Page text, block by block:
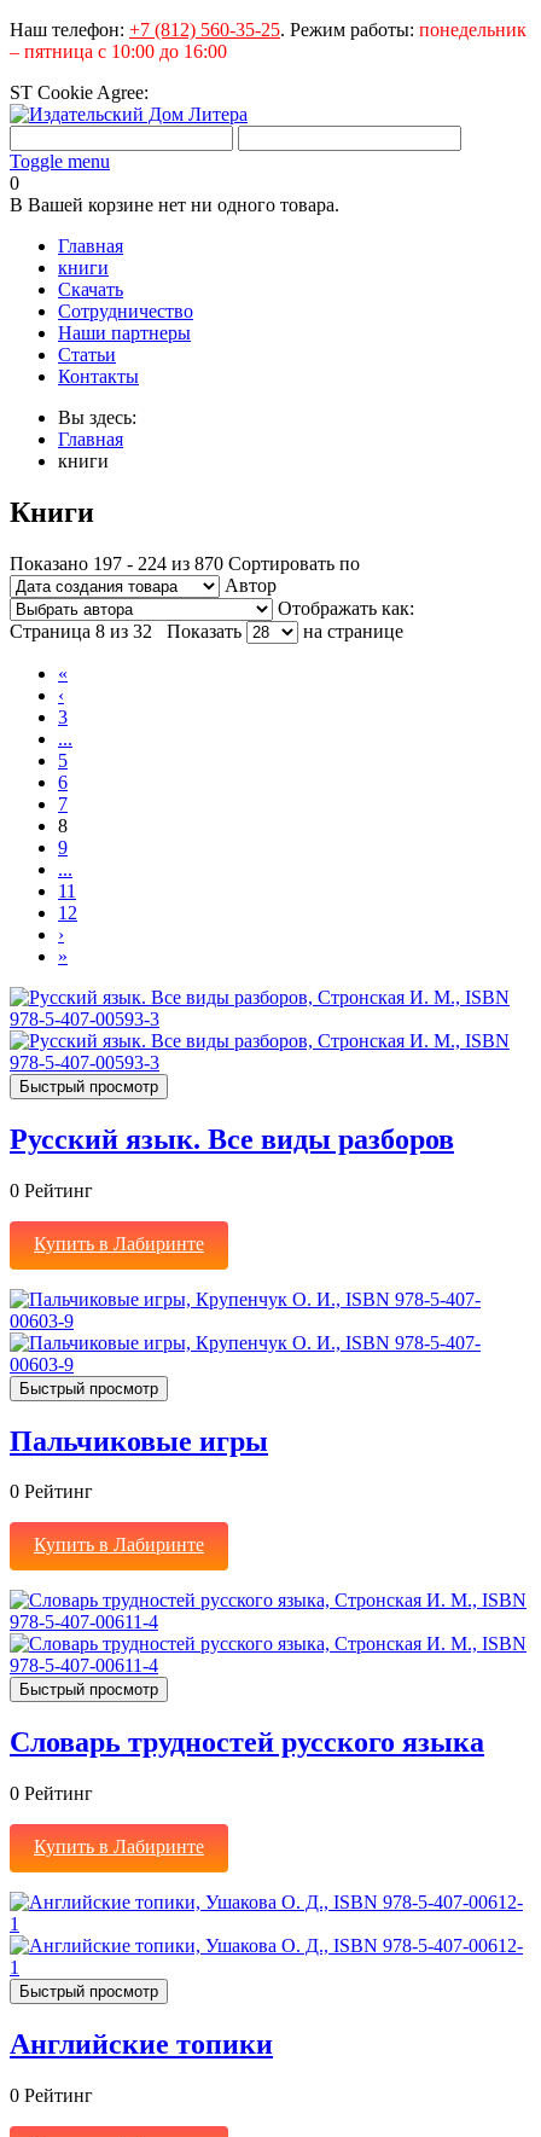
Наш телефон: +7 (812) 560-35-25. Режим работы: понедельник
– пятница с 10:00 до 16:00
ST Cookie Agree:
Toggle menu
0
В Вашей корзине нет ни одного товара.
Главная
книги
Скачать
Сотрудничество
Наши партнеры
Статьи
Контакты
Вы здесь:
Главная
книги
Книги
Показано 197 - 224 из 870 Сортировать по
Автор
Отображать как:
Страница 8 из 32
Показать на странице
«
‹
3
...
5
6
7
8
9
...
11
12
›
»
Быстрый просмотр
Русский язык. Все виды разборов
0 Рейтинг
Купить в Лабиринте
Быстрый просмотр
Пальчиковые игры
0 Рейтинг
Купить в Лабиринте
Быстрый просмотр
Словарь трудностей русского языка
0 Рейтинг
Купить в Лабиринте
Быстрый просмотр
Английские топики
0 Рейтинг